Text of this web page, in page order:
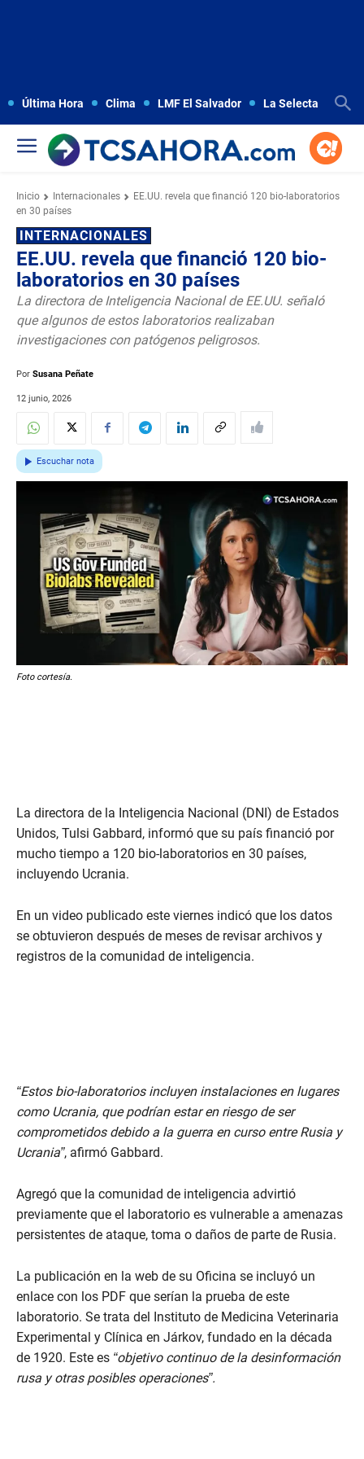
Última Hora Clima LMF El Salvador La Selecta
Inicio Internacionales
EE.UU. revela que financió 120 bio-laboratorios
en 30 países
INTERNACIONALES
EE.UU. revela que financió 120 bio-
laboratorios en 30 países
La directora de Inteligencia Nacional de EE.UU. señaló
que algunos de estos laboratorios realizaban
investigaciones con patógenos peligrosos.
Por Susana Peñate
12 junio, 2026
Escuchar nota
Foto cortesía.
La directora de la Inteligencia Nacional (DNI) de Estados
Unidos, Tulsi Gabbard, informó que su país financió por
mucho tiempo a 120 bio-laboratorios en 30 países,
incluyendo Ucrania.
En un video publicado este viernes indicó que los datos
se obtuvieron después de meses de revisar archivos y
registros de la comunidad de inteligencia.
“Estos bio-laboratorios incluyen instalaciones en lugares
como Ucrania, que podrían estar en riesgo de ser
comprometidos debido a la guerra en curso entre Rusia y
Ucrania”, afirmó Gabbard.
Agregó que la comunidad de inteligencia advirtió
previamente que el laboratorio es vulnerable a amenazas
persistentes de ataque, toma o daños de parte de Rusia.
La publicación en la web de su Oficina se incluyó un
enlace con los PDF que serían la prueba de este
laboratorio. Se trata del Instituto de Medicina Veterinaria
Experimental y Clínica en Járkov, fundado en la década
de 1920. Este es “objetivo continuo de la desinformación
rusa y otras posibles operaciones”.